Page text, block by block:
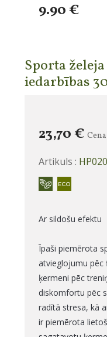
9.90 €
Sporta
iedarbības
23,70 €
Artikuls : HP020
Ar sildošu efektu
Īpaši piemērota
atvieglojumu pēc
ķermeni pēc
diskomfortu pēc
radītā stresa, kā
ir piemērota